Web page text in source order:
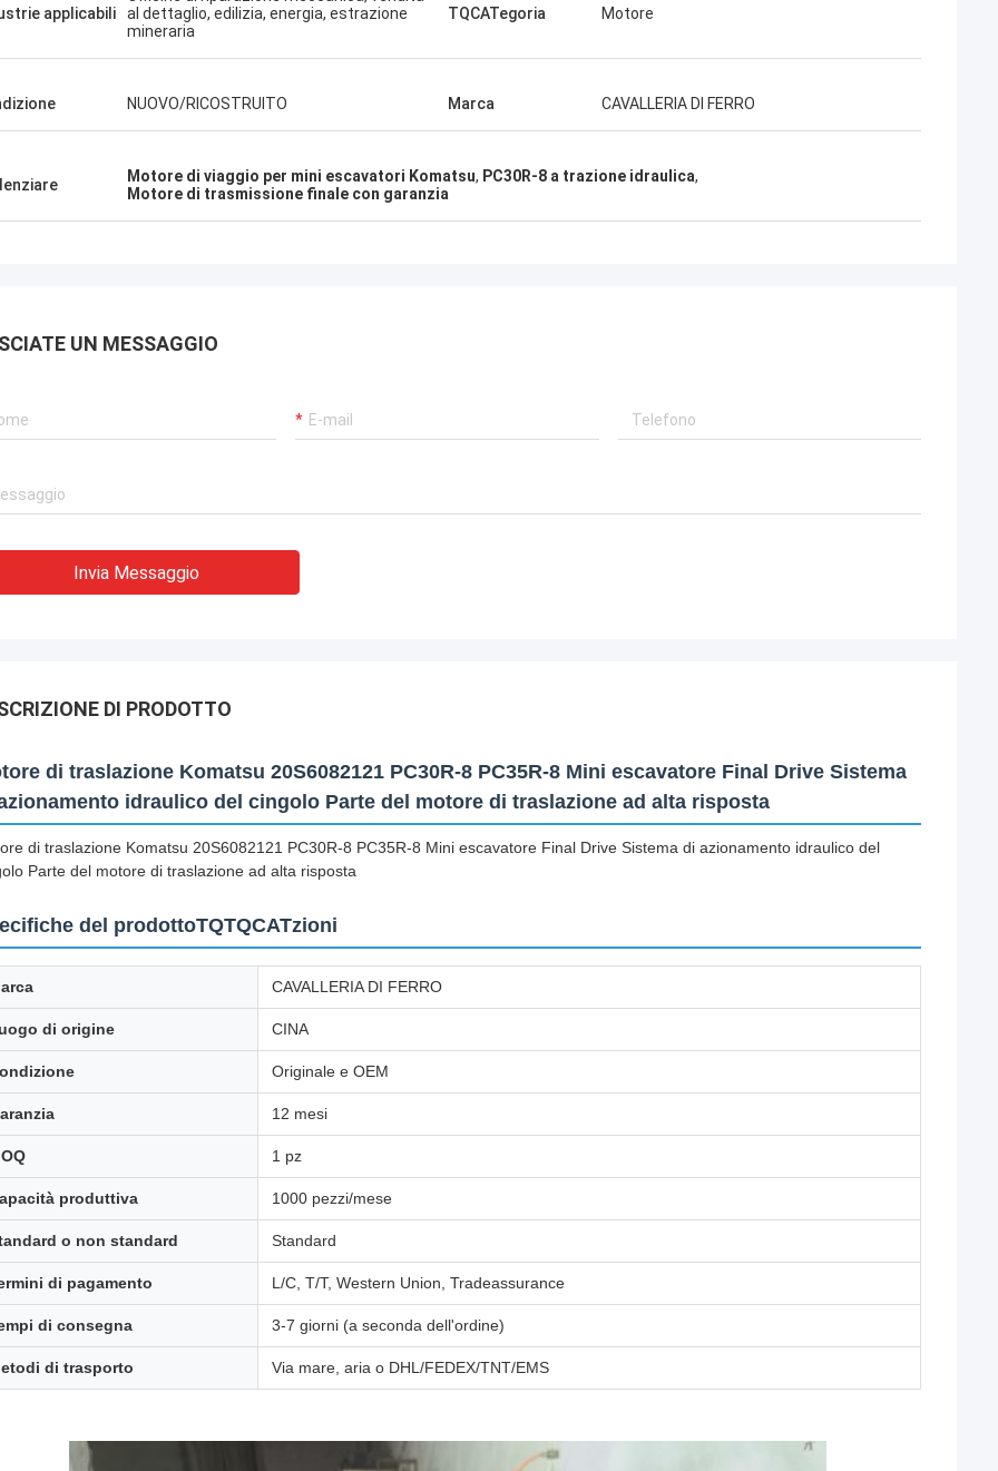
applicabili
al dettaglio, edilizia, energia, estrazione
mineraria
TQCATegoria Motore
NUOVO/RICOSTRUITO Marca CAVALLERIA DI FERRO
Motore di viaggio per mini escavatori Komatsu, PC30R-8 a trazione idraulica,
Motore di trasmissione finale con garanzia
UN MESSAGGIO
Invia Messaggio
DI PRODOTTO
di traslazione Komatsu 20S6082121 PC30R-8 PC35R-8 Mini escavatore Final Drive Sistema
idraulico del cingolo Parte del motore di traslazione ad alta risposta
di traslazione Komatsu 20S6082121 PC30R-8 PC35R-8 Mini escavatore Final Drive Sistema di azionamento idraulico del
Parte del motore di traslazione ad alta risposta
del prodottoTQTQCATzioni
CAVALLERIA DI FERRO
di origine CINA
Originale e OEM
12 mesi
1 pz
produttiva 1000 pezzi/mese
o non standard Standard
di pagamento L/C, T/T, Western Union, Tradeassurance
di consegna 3-7 giorni (a seconda dell'ordine)
di trasporto Via mare, aria o DHL/FEDEX/TNT/EMS